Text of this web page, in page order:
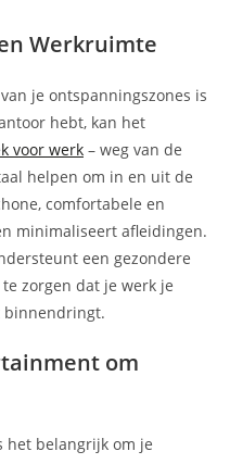
Werkruimte
je ontspanningszones is
hebt, kan het
voor werk – weg van de
helpen om in en uit de
comfortabele en
minimaliseert afleidingen.
een gezondere
zorgen dat je werk je
binnendringt.
om
het belangrijk om je